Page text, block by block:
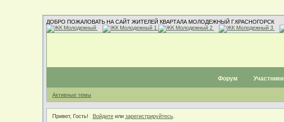
ДОБРО ПОЖАЛОВАТЬ НА САЙТ ЖИТЕЛЕЙ КВАРТАЛА МОЛОДЕЖНЫЙ Г.КРАСНОГОРСК
Форум Участники
Активные темы
Привет, Гость! Войдитеили зарегистрируйтесь.